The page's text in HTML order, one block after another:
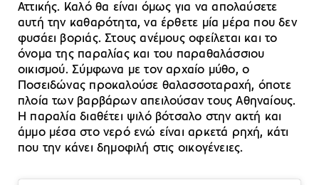
Αττικής. Καλό θα είναι όμως για να απολαύσετε
αυτή την καθαρότητα, να έρθετε μία μέρα που δεν
φυσάει βοριάς. Στους ανέμους οφείλεται και το
όνομα της παραλίας και του παραθαλάσσιου
οικισμού. Σύμφωνα με τον αρχαίο μύθο, ο
Ποσειδώνας προκαλούσε θαλασσοταραχή, όποτε
πλοία των βαρβάρων απειλούσαν τους Αθηναίους.
Η παραλία διαθέτει ψιλό βότσαλο στην ακτή και
άμμο μέσα στο νερό ενώ είναι αρκετά ρηχή, κάτι
που την κάνει δημοφιλή στις οικογένειες.